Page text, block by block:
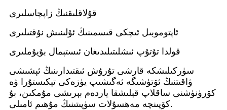
قۇلاقلىقنىڭ زاپچاسلىرى
ئاپتوموبىل ئىچكى قىسمىنىڭ ئۇلىنىش نۇقتىلىرى
قولدا تۇتۇپ ئىشلىتىلىدىغان ئىستېمال بۇيۇملىرى
سۈركىلىشكە قارشى تۇرۇش ئىقتىدارىنىڭ ئېشىشى
ۋاقىتنىڭ ئۆتۈشىگە ئەگىشىپ يۈزەكى تېكىستۇرا ۋە
كۆرۈنۈشنى ساقلاپ قېلىشقا ياردەم بېرىشى مۇمكىن، بۇ
كۆپىنچە مەھسۇلات سۈپىتىنىڭ مۇھىم ئامىلى.